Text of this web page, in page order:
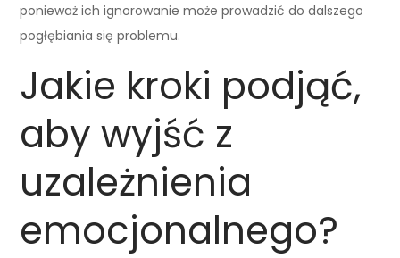
ponieważ ich ignorowanie może prowadzić do dalszego
pogłębiania się problemu.
Jakie kroki podjąć,
aby wyjść z
uzależnienia
emocjonalnego?